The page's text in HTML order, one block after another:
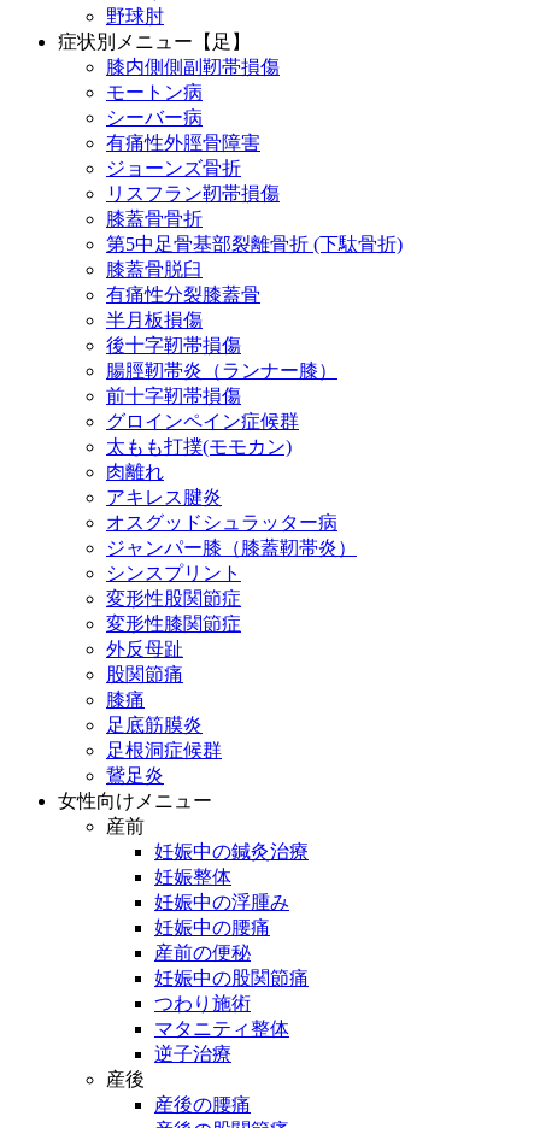
野球肘
症状別メニュー【足】
膝内側側副靭帯損傷
モートン病
シーバー病
有痛性外脛骨障害
ジョーンズ骨折
リスフラン靭帯損傷
膝蓋骨骨折
第5中足骨基部裂離骨折 (下駄骨折)
膝蓋骨脱臼
有痛性分裂膝蓋骨
半月板損傷
後十字靭帯損傷
腸脛靭帯炎（ランナー膝）
前十字靭帯損傷
グロインペイン症候群
太もも打撲(モモカン)
肉離れ
アキレス腱炎
オスグッドシュラッター病
ジャンパー膝（膝蓋靭帯炎）
シンスプリント
変形性股関節症
変形性膝関節症
外反母趾
股関節痛
膝痛
足底筋膜炎
足根洞症候群
鵞足炎
女性向けメニュー
産前
妊娠中の鍼灸治療
妊娠整体
妊娠中の浮腫み
妊娠中の腰痛
産前の便秘
妊娠中の股関節痛
つわり施術
マタニティ整体
逆子治療
産後
産後の腰痛